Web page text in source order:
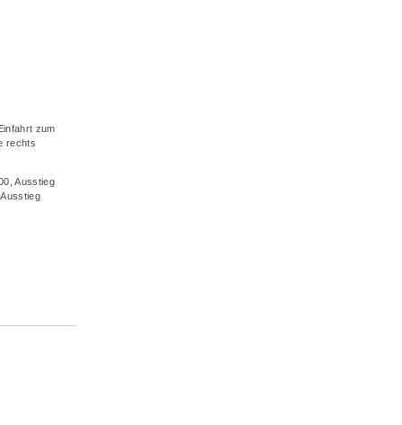
zum
rechts
Ausstieg